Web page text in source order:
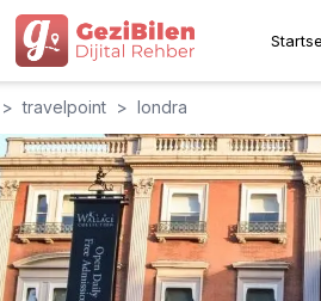
> travelpoint > londra